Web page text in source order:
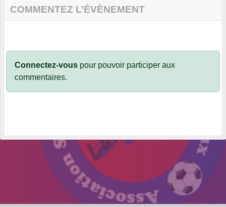
COMMENTEZ L’ÉVÈNEMENT
Connectez-vous pour pouvoir participer aux
commentaires.